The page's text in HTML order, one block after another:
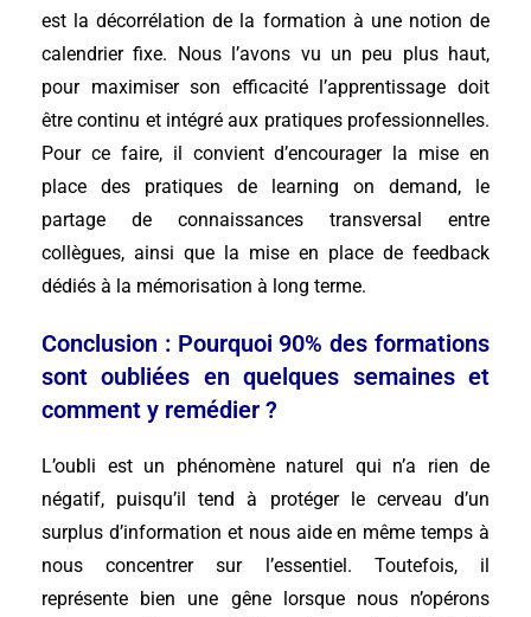
est la décorrélation de la formation à une notion de
calendrier fixe. Nous l’avons vu un peu plus haut,
pour maximiser son efficacité l’apprentissage doit
être continu et intégré aux pratiques professionnelles.
Pour ce faire, il convient d’encourager la mise en
place des pratiques de learning on demand, le
partage de connaissances transversal entre
collègues, ainsi que la mise en place de feedback
dédiés à la mémorisation à long terme.
Conclusion : Pourquoi 90% des formations
sont oubliées en quelques semaines et
comment y remédier ?
L’oubli est un phénomène naturel qui n’a rien de
négatif, puisqu’il tend à protéger le cerveau d’un
surplus d’information et nous aide en même temps à
nous concentrer sur l’essentiel. Toutefois, il
représente bien une gêne lorsque nous n’opérons